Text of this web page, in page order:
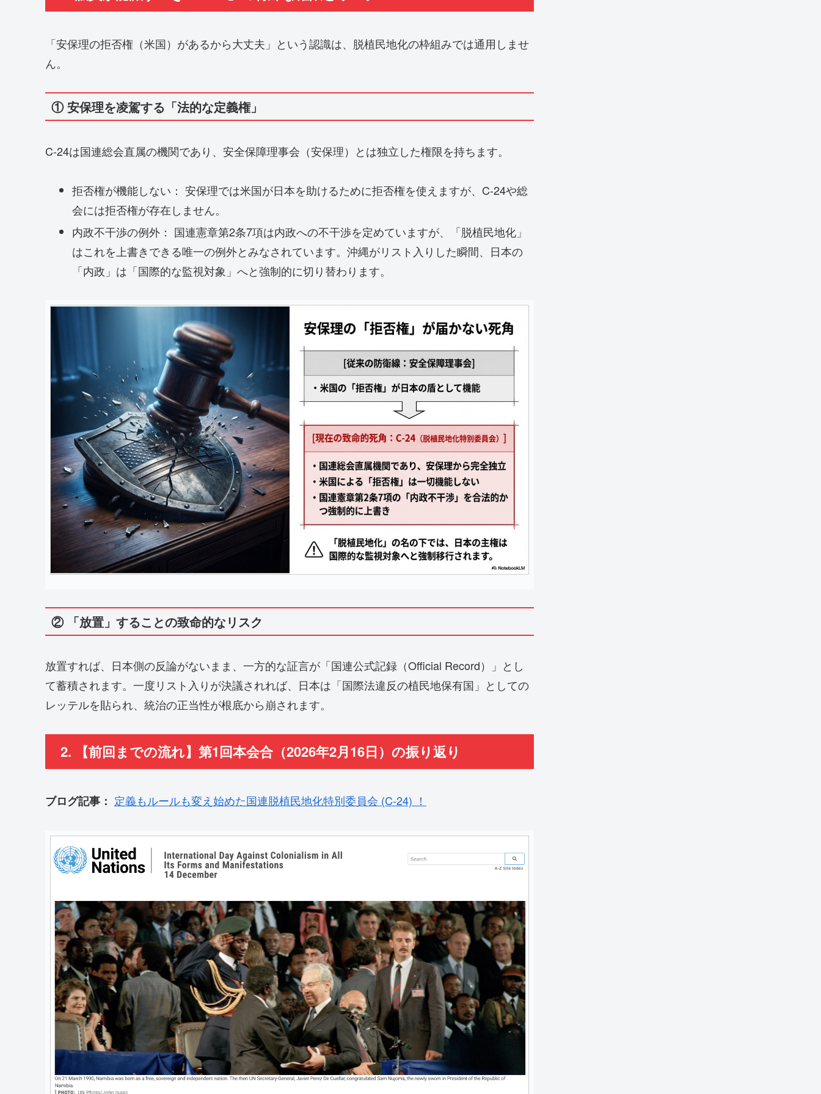
「安保理の拒否権（米国）があるから大丈夫」という認識は、脱植民地化の枠組みでは通用しませ
ん。
① 安保理を凌駕する「法的な定義権」
C-24は国連総会直属の機関であり、安全保障理事会（安保理）とは独立した権限を持ちます。
拒否権が機能しない： 安保理では米国が日本を助けるために拒否権を使えますが、C-24や総
会には拒否権が存在しません。
内政不干渉の例外： 国連憲章第2条7項は内政への不干渉を定めていますが、「脱植民地化」
はこれを上書きできる唯一の例外とみなされています。沖縄がリスト入りした瞬間、日本の
「内政」は「国際的な監視対象」へと強制的に切り替わります。
② 「放置」することの致命的なリスク
放置すれば、日本側の反論がないまま、一方的な証言が「国連公式記録（Official Record）」とし
て蓄積されます。一度リスト入りが決議されれば、日本は「国際法違反の植民地保有国」としての
レッテルを貼られ、統治の正当性が根底から崩されます。
2. 【前回までの流れ】第1回本会合（2026年2月16日）の振り返り
ブログ記事： 定義もルールも変え始めた国連脱植民地化特別委員会 (C-24) ！